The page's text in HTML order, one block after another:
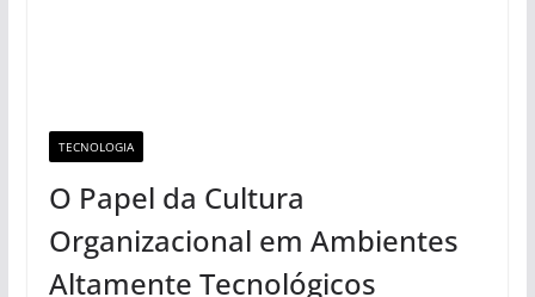
TECNOLOGIA
O Papel da Cultura
Organizacional em Ambientes
Altamente Tecnológicos